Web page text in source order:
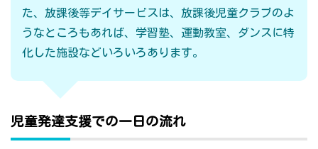
た、放課後等デイサービスは、放課後児童クラブのよ
うなところもあれば、学習塾、運動教室、ダンスに特
化した施設などいろいろあります。
児童発達支援での一日の流れ